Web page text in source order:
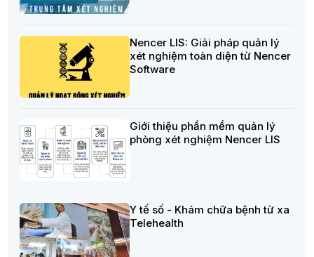
Nencer LIS: Giải pháp quản lý
xét nghiệm toàn diện từ Nencer
Software
Giới thiệu phần mềm quản lý
phòng xét nghiệm Nencer LIS
Y tế số - Khám chữa bệnh từ xa
Telehealth